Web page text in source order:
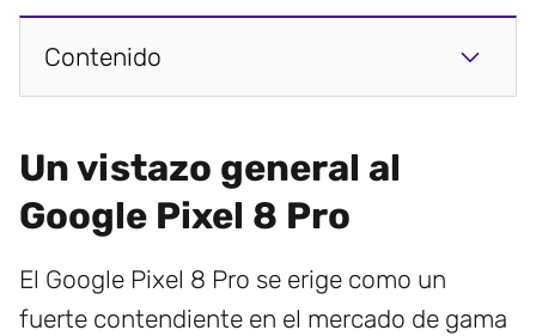
Contenido
Un vistazo general al
Google Pixel 8 Pro
El Google Pixel 8 Pro se erige como un
fuerte contendiente en el mercado de gama